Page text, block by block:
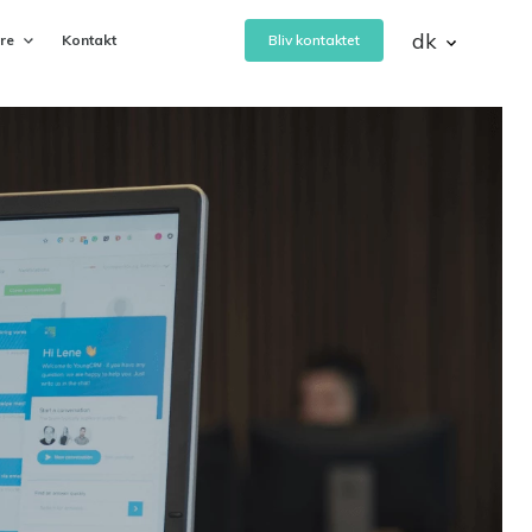
Kontakt Bliv kontaktet dk
eVejledning
Bemanding- og vejledningsservice
Rapid Learning Planner
Planlæg, nedbryd og tilrettelæg
digitale eller blended læringsforløb
CAND
Ansættelse af talentfulde
studentermedhjælpere